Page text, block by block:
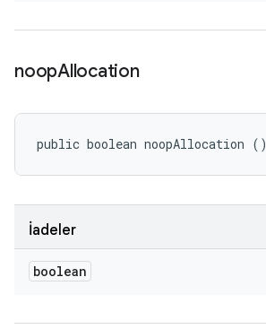
noopAllocation
public boolean noopAllocation ()
İadeler
boolean